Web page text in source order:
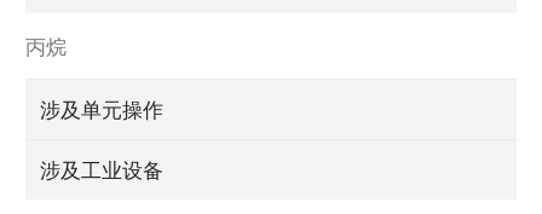
丙烷
涉及单元操作
涉及工业设备